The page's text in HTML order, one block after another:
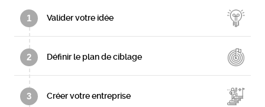
1 Valider votre idée
2 Définir le plan de ciblage
3 Créer votre entreprise